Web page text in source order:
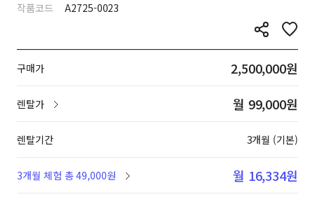
작품코드
A2725-0023
구매가 2,500,000원
렌탈가 월 99,000원
렌탈기간 3개월 (기본)
3개월 체험 총 49,000원 월 16,334원